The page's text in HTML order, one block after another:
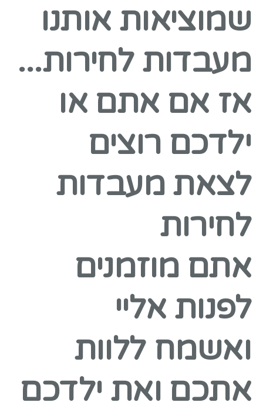
שמוציאות אותנו
מעבדות לחירות...
אז אם אתם או
ילדכם רוצים
לצאת מעבדות
לחירות
אתם מוזמנים
לפנות אליי
ואשמח ללוות
אתכם ואת ילדכם